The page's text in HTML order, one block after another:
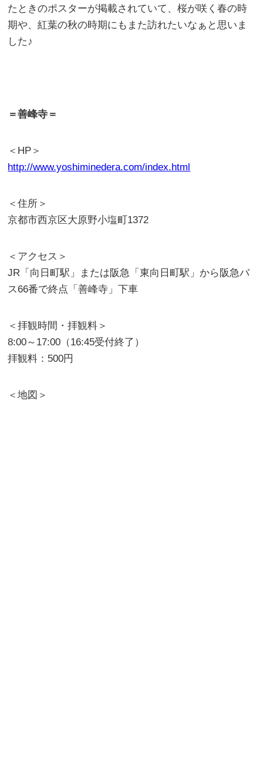
たときのポスターが掲載されていて、桜が咲く春の時
期や、紅葉の秋の時期にもまた訪れたいなぁと思いま
した♪
＝善峰寺＝
＜HP＞
http://www.yoshiminedera.com/index.html
＜住所＞
京都市西京区大原野小塩町1372
＜アクセス＞
JR「向日町駅」または阪急「東向日町駅」から阪急バ
ス66番で終点「善峰寺」下車
＜拝観時間・拝観料＞
8:00～17:00（16:45受付終了）
拝観料：500円
＜地図＞